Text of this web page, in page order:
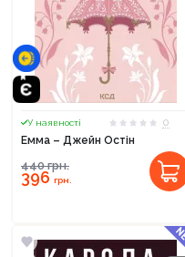
У наявності
0
Емма – Джейн Остін
440грн.
396грн.